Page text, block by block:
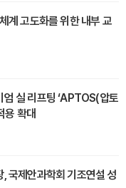
계 고도화를 위한 내부 교
엄 실 리프팅 ‘APTOS(압토
용 확대
국제안과학회 기조연설 성